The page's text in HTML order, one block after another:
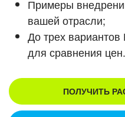
Примеры
вашей отрасли;
До трех
для сравнения цен.
ПОЛУЧИТЬ